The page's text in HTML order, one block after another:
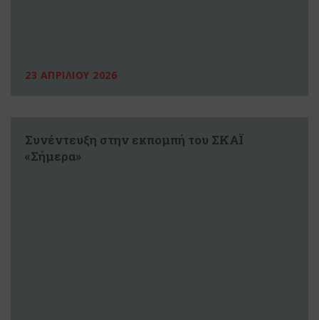
23 ΑΠΡΙΛΙΟΥ 2026
Συνέντευξη στην εκπομπή του ΣΚΑΪ
«Σήμερα»